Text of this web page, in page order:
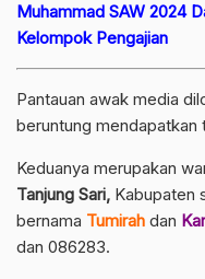
Muhammad SAW 2024
Kelompok Pengajian
Pantauan awak media
beruntung
Keduanya merupakan
Tanjung Sari, Kabupaten
bernama Tumirah dan
dan 086283.